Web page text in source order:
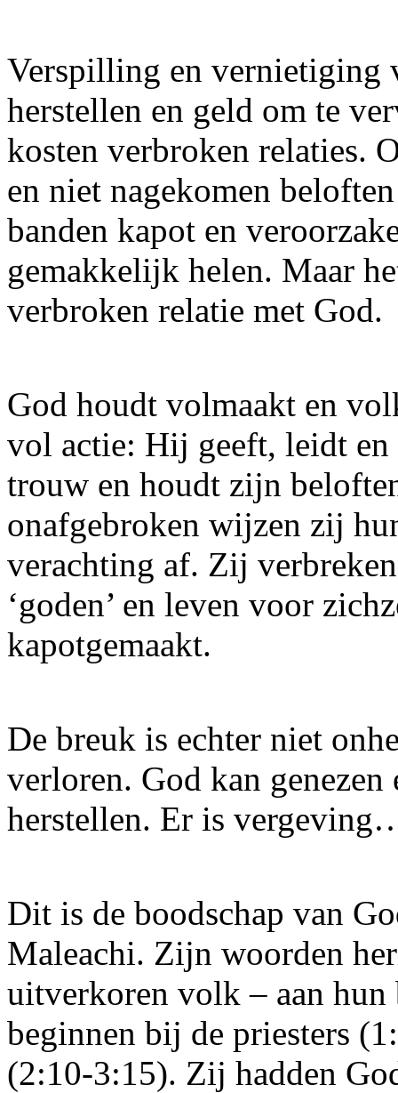
Verspilling en vernietiging
herstellen en geld om te
kosten verbroken relaties.
en niet nagekomen
banden kapot en
gemakkelijk helen. Maar
verbroken relatie met God.
God houdt volmaakt en
vol actie: Hij geeft, leidt
trouw en houdt zijn
onafgebroken wijzen zij
verachting af. Zij
‘goden’ en leven voor
kapotgemaakt.
De breuk is echter niet
verloren. God kan genezen
herstellen. Er is
Dit is de boodschap van
Maleachi. Zijn woorden
uitverkoren volk – aan hun
beginnen bij de priesters
(2:10-3:15). Zij hadden